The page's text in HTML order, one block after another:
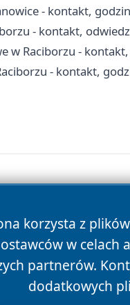
- kontakt,
- kontakt,
w Raciborzu -
- kontakt,
korzysta z
w celach
partnerów.
dodatkowych